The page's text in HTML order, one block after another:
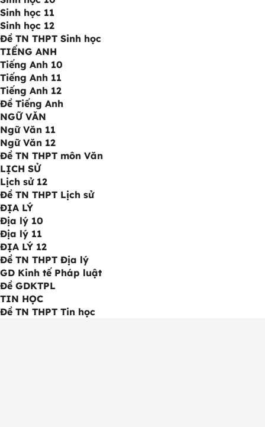
Sinh học 11
Sinh học 12
Đề TN THPT Sinh học
TIẾNG ANH
Tiếng Anh 10
Tiếng Anh 11
Tiếng Anh 12
Đề Tiếng Anh
NGỮ VĂN
Ngữ Văn 11
Ngữ Văn 12
Đề TN THPT môn Văn
LỊCH SỬ
Lịch sử 12
Đề TN THPT Lịch sử
ĐỊA LÝ
Địa lý 10
Địa lý 11
ĐỊA LÝ 12
Đề TN THPT Địa lý
GD Kinh tế Pháp luật
Đề GDKTPL
TIN HỌC
Đề TN THPT Tin học